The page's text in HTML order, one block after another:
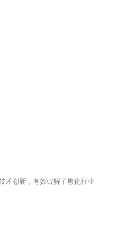
术创新，有效破解了焦化行业